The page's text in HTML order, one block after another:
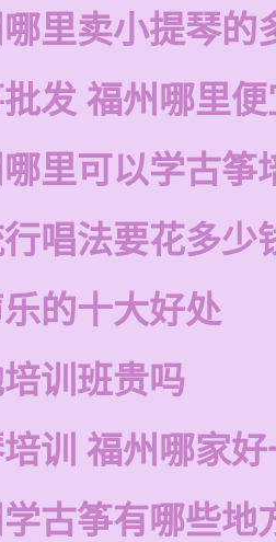
里卖小提琴的
发 福州哪里
里可以学古筝
唱法要花多少
的十大好处
训班贵吗
训 福州哪家
古筝有哪些地